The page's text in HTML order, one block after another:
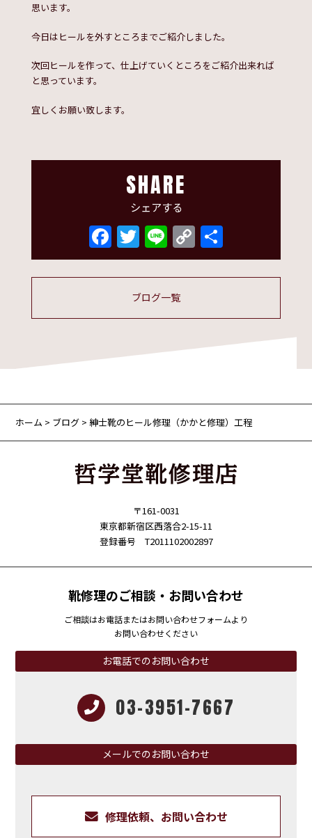
思います。
今日はヒールを外すところまでご紹介しました。
次回ヒールを作って、仕上げていくところをご紹介出来れば
と思っています。
宜しくお願い致します。
SHARE
シェアする
Facebook
Twitter
LineCopy
Link
有
ブログ一覧
ホーム > ブログ > 紳士靴のヒール修理（かかと修理）工程
〒161-0031
東京都新宿区西落合2-15-11
登録番号 T2011102002897
靴修理のご相談・お問い合わせ
ご相談はお電話またはお問い合わせフォームより
お問い合わせください
お電話でのお問い合わせ
03-3951-7667
メールでのお問い合わせ
修理依頼、お問い合わせ